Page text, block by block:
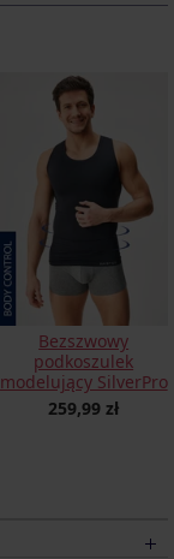
Bezszwowy
podkoszulek
modelujący SilverPro
259,99 zł